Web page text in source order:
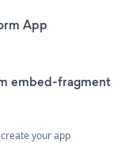
App
embed-fragment
your app